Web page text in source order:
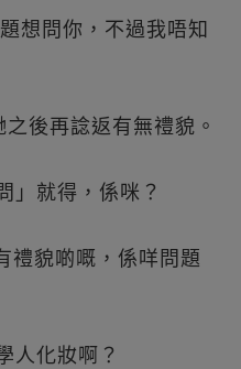
想問你，不過我唔知
後再諗返有無禮貌。
」就得，係咪？
禮貌啲嘅，係咩問題
人化妝啊？